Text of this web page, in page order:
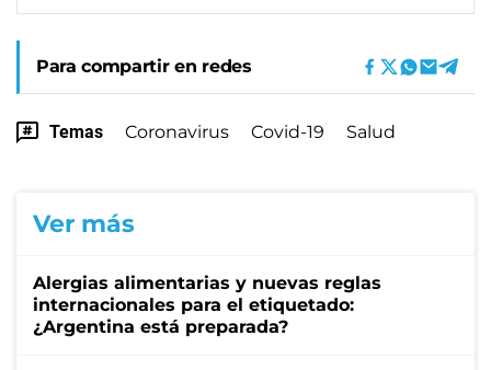
Para compartir en redes
Temas Coronavirus Covid-19 Salud
Ver más
Alergias alimentarias y nuevas reglas
internacionales para el etiquetado:
¿Argentina está preparada?